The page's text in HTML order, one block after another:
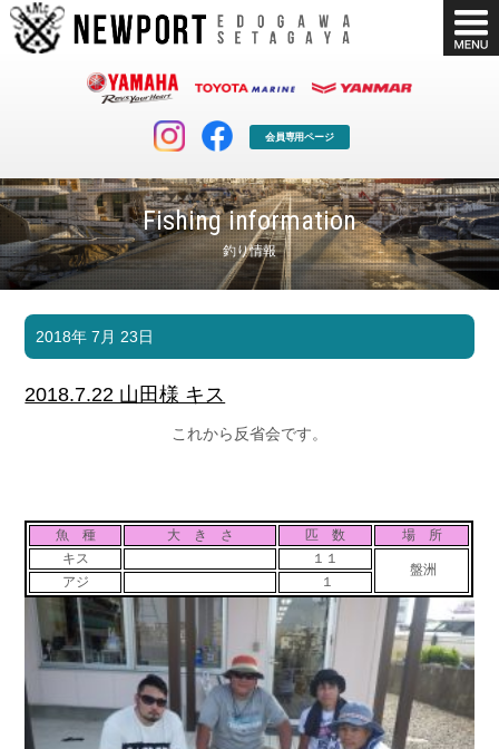
会員専用ページ
Fishing information
釣り情報
マリンクラブ
マリンライフを堪能したい！
ボート販売
ボート免許
長年の実績と信頼！
お問い合わせ
Contact us
会社概要
Company
採用情報
Recruit
リンク集
2018年 7月 23日
2018.7.22 山田様 キス
これから反省会です。
魚 種 大 き さ 匹 数
場 所
キス
１１
盤洲
アジ １